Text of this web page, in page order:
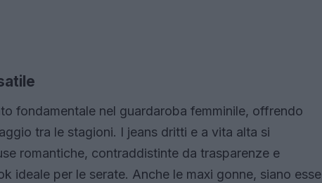
fondamentale nel guardaroba femminile, offrendo
tra le stagioni. I jeans dritti e a vita alta si
romantiche, contraddistinte da trasparenze e
ideale per le serate. Anche le maxi gonne, siano esse